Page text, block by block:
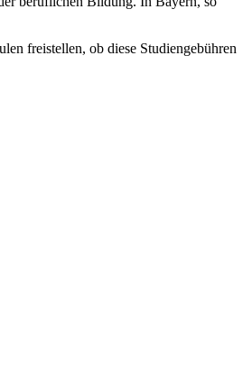
freistellen, ob diese Studiengebühren